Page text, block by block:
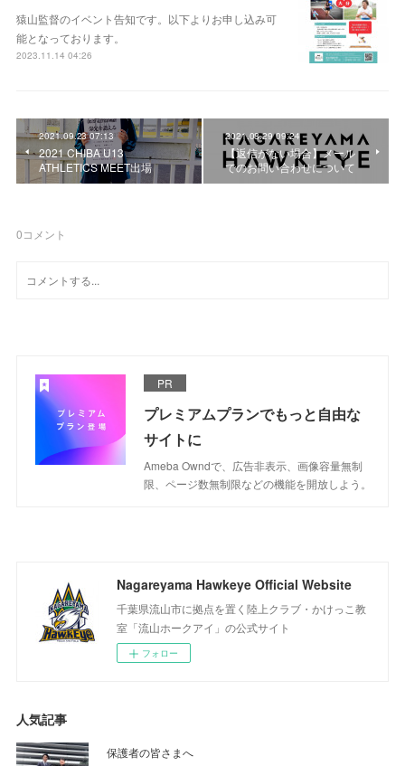
猿山監督のイベント告知です。以下よりお申し込み可
能となっております。
2023.11.14 04:26
2021.09.23 07:13
2021 CHIBA U13
ATHLETICS MEET出場
2021.08.29 09:24
【返信がない場合】メール
でのお問い合わせについて
0コメント
PR
プレミアムプランでもっと自由な
サイトに
Ameba Owndで、広告非表示、画像容量無制
限、ページ数無制限などの機能を開放しよう。
Nagareyama Hawkeye Official Website
千葉県流山市に拠点を置く陸上クラブ・かけっこ教
室「流山ホークアイ」の公式サイト
フォロー
人気記事
保護者の皆さまへ